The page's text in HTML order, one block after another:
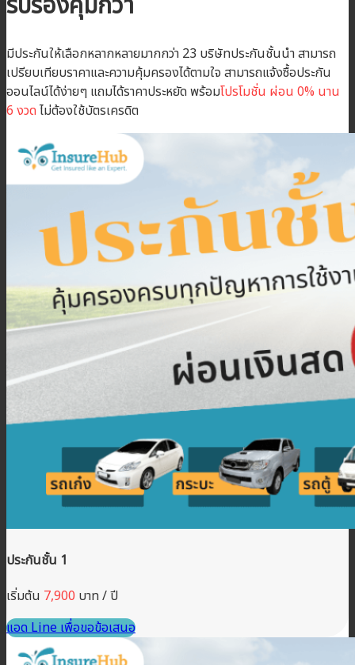
มีประกันให้เลือกหลากหลายมากกว่า 23 บริษัทประกันชั้นนำ สามารถ
เปรียบเทียบราคาและความคุ้มครองได้ตามใจ สามารถแจ้งซื้อประกัน
ออนไลน์ได้ง่ายๆ แถมได้ราคาประหยัด พร้อมโปรโมชั่น ผ่อน 0% นาน
6 งวด ไม่ต้องใช้บัตรเครดิต
ประกันชั้น 1
เริ่มต้น 7,900 บาท / ปี
แอด Line เพื่อขอข้อเสนอ